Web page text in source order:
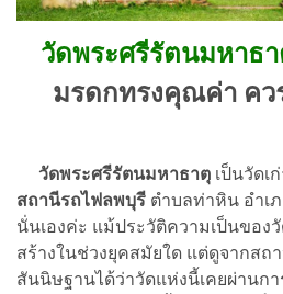
วัดพระศรีรัตนมหาธ
มรดกทรงคุณค่า คว
วัดพระศรีรัตนมหาธาตุ เป็นวัดเ
สถานีรถไฟลพบุรี ตำบลท่าหิน อำเภ
นั่นเองค่ะ แม้ประวัติความเป็นของ
สร้างในช่วงยุคสมัยใด แต่ดูจากสถ
สันนิษฐานได้ว่าวัดแห่งนี้เคยผ่านก